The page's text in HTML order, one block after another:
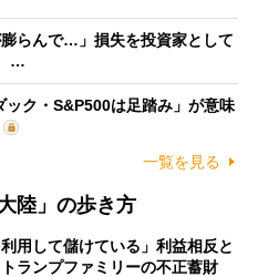
膨らんで…」損失を投資家として
…
ック・S&P500は足踏み」が意味
一覧を見る
陸」の歩き方
利用して儲けている」利益相反と
ランプファミリーの不正蓄財